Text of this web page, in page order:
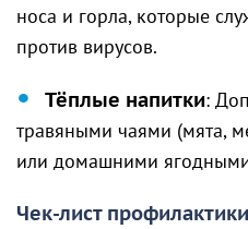
носа и горла, которые
против вирусов.
Тёплые напитки:
травяными чаями (мята,
или домашними
Чек-лист